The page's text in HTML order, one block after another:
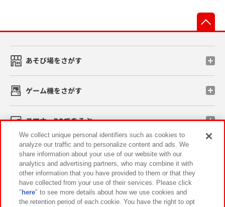
あそび場をさがす
ゲーム機をさがす
スマホ・PCであそぶ
イベント・キャンペーン
関連会社 サステナビリティ サイトポリシー
We collect unique personal identifiers such as cookies to
analyze our traffic and to personalize content and ads. We
share information about your use of our website with our
analytics and advertising partners, who may combine it with
other information that you have provided to them or that they
have collected from your use of their services. Please click
" here" to see more details about how we use cookies and
the retention period of each cookie. You have the right to opt